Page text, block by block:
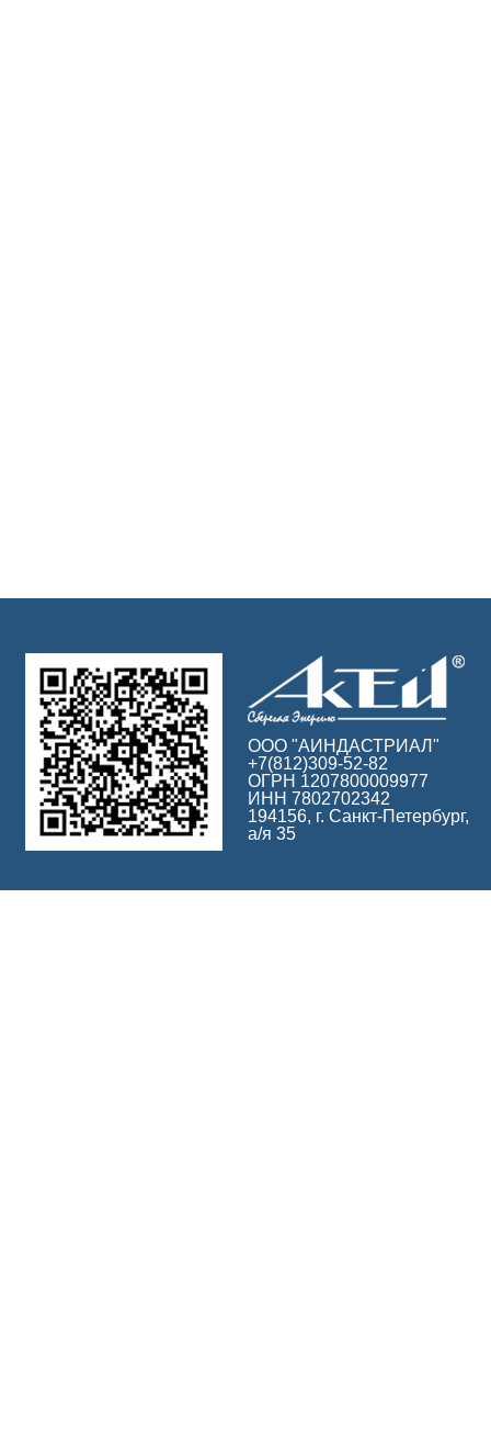
ООО "АИНДАСТРИАЛ"
+7(812)309-52-82
ОГРН 1207800009977
ИНН 7802702342
194156, г. Санкт-Петербург,
а/я 35